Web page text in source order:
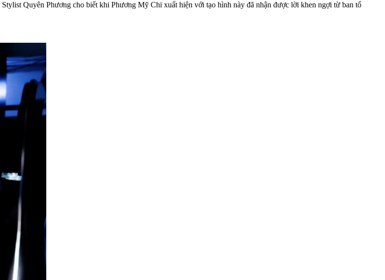
Stylist Quyên Phương cho biết khi Phương Mỹ Chi xuất hiện với tạo hình này đã nhận được lời khen ngợi từ ban tổ